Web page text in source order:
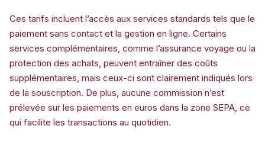
Ces tarifs incluent l’accès aux services standards tels que le
paiement sans contact et la gestion en ligne. Certains
services complémentaires, comme l’assurance voyage ou la
protection des achats, peuvent entraîner des coûts
supplémentaires, mais ceux-ci sont clairement indiqués lors
de la souscription. De plus, aucune commission n’est
prélevée sur les paiements en euros dans la zone SEPA, ce
qui facilite les transactions au quotidien.